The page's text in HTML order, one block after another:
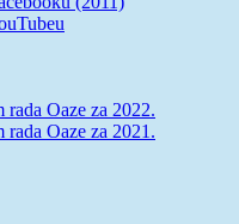
Oaze za 2022.
Oaze za 2021.